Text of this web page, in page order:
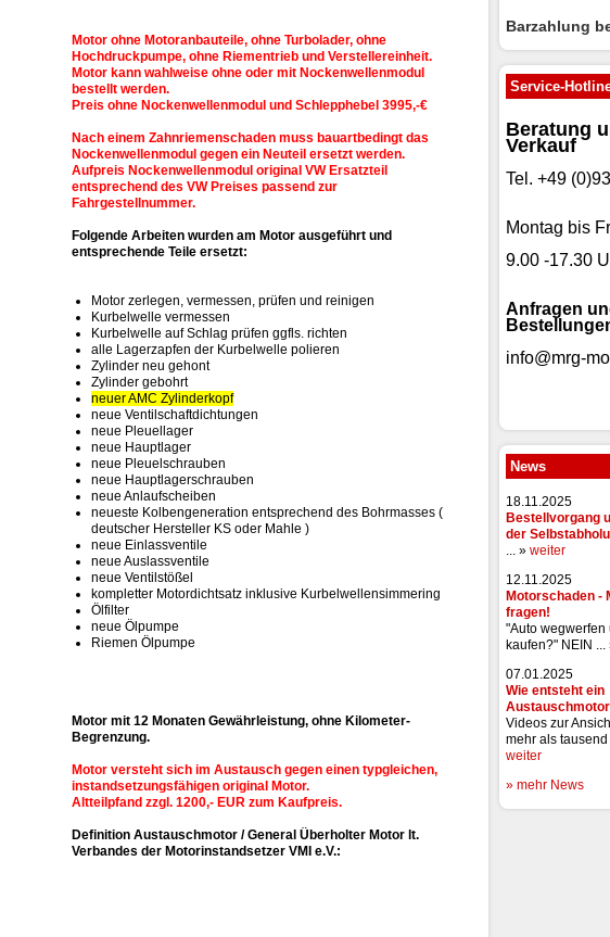
Motor ohne Motoranbauteile, ohne Turbolader, ohne
Hochdruckpumpe, ohne Riementrieb und Verstellereinheit.
Motor kann wahlweise ohne oder mit Nockenwellenmodul
bestellt werden.
Preis ohne Nockenwellenmodul und Schlepphebel 3995,-€
Nach einem Zahnriemenschaden muss bauartbedingt das
Nockenwellenmodul gegen ein Neuteil ersetzt werden.
Aufpreis Nockenwellenmodul original VW Ersatzteil
entsprechend des VW Preises passend zur
Fahrgestellnummer.
Folgende Arbeiten wurden am Motor ausgeführt und
entsprechende Teile ersetzt:
Motor zerlegen, vermessen, prüfen und reinigen
Kurbelwelle vermessen
Kurbelwelle auf Schlag prüfen ggfls. richten
alle Lagerzapfen der Kurbelwelle polieren
Zylinder neu gehont
Zylinder gebohrt
neuer AMC Zylinderkopf
neue Ventilschaftdichtungen
neue Pleuellager
neue Hauptlager
neue Pleuelschrauben
neue Hauptlagerschrauben
neue Anlaufscheiben
neueste Kolbengeneration entsprechend des Bohrmasses (
deutscher Hersteller KS oder Mahle )
neue Einlassventile
neue Auslassventile
neue Ventilstößel
kompletter Motordichtsatz inklusive Kurbelwellensimmering
Ölfilter
neue Ölpumpe
Riemen Ölpumpe
Motor mit 12 Monaten Gewährleistung, ohne Kilometer-
Begrenzung.
Motor versteht sich im Austausch gegen einen typgleichen,
instandsetzungsfähigen original Motor.
Altteilpfand zzgl. 1200,- EUR zum Kaufpreis.
Definition Austauschmotor / General Überholter Motor lt.
Verbandes der Motorinstandsetzer VMI e.V.:
Barzahlung
Service-
Beratung
Verkauf
Tel. +49
Montag bis
9.00 -17.30
Anfragen
info@mrg-
News
18.11.2025
Bestellvorgang
der
... » weiter
12.11.2025
Motorschaden -
fragen!
"Auto wegwerfen
kaufen?" NEIN ...
07.01.2025
Wie entsteht ein
Videos zur
mehr als tausend
weiter
» mehr News